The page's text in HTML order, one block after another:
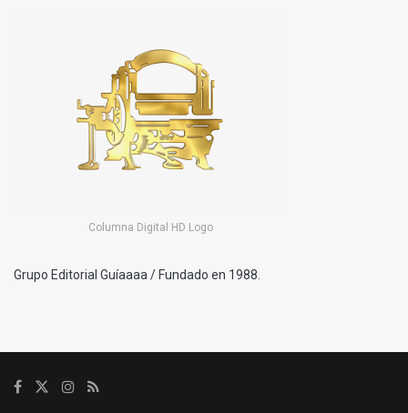
Columna Digital HD Logo
Grupo Editorial Guíaaaa / Fundado en 1988.